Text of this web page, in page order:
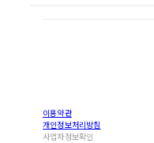
이용약관
개인정보처리방침
사업자정보확인